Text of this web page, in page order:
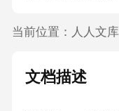
当前位置： 人人文库
文档描述